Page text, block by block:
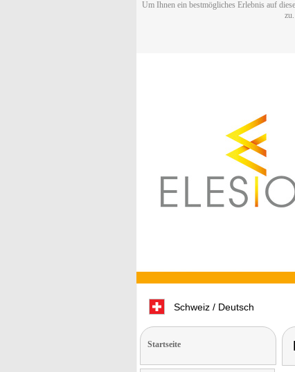
Um Ihnen ein bestmögliches Erlebnis auf
Schweiz / Deutsch
Startseite